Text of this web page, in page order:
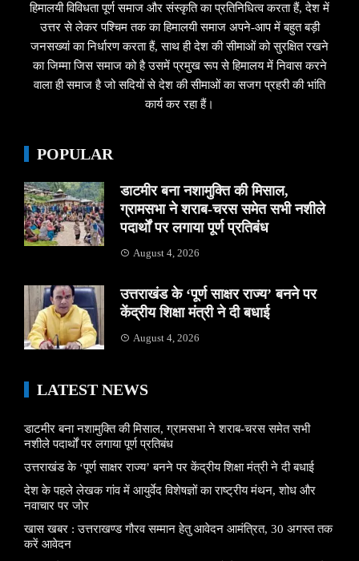
हिमालयी विविधता पूर्ण समाज और संस्कृति का प्रतिनिधित्व करता हैं, देश में
उत्तर से लेकर पश्चिम तक का हिमालयी समाज अपने-आप में बहुत बड़ी
जनसख्यां का निर्धारण करता हैं, साथ ही देश की सीमाओं को सुरक्षित रखने
का जिम्मा जिस समाज को है उसमें प्रमुख रूप से हिमालय में निवास करने
वाला ही समाज है जो सदियों से देश की सीमाओं का सजग प्रहरी की भांति
कार्य कर रहा हैं।
POPULAR
डाटमीर बना नशामुक्ति की मिसाल,
ग्रामसभा ने शराब-चरस समेत सभी नशीले
पदार्थों पर लगाया पूर्ण प्रतिबंध
August 4, 2026
उत्तराखंड के ‘पूर्ण साक्षर राज्य’ बनने पर
केंद्रीय शिक्षा मंत्री ने दी बधाई
August 4, 2026
LATEST NEWS
डाटमीर बना नशामुक्ति की मिसाल, ग्रामसभा ने शराब-चरस समेत सभी
नशीले पदार्थों पर लगाया पूर्ण प्रतिबंध
उत्तराखंड के ‘पूर्ण साक्षर राज्य’ बनने पर केंद्रीय शिक्षा मंत्री ने दी बधाई
देश के पहले लेखक गांव में आयुर्वेद विशेषज्ञों का राष्ट्रीय मंथन, शोध और
नवाचार पर जोर
खास खबर : उत्तराखण्ड गौरव सम्मान हेतु आवेदन आमंत्रित, 30 अगस्त तक
करें आवेदन